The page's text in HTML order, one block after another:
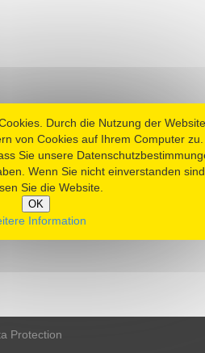
Durch die Nutzung der Website
von Cookies auf Ihrem Computer zu.
Sie unsere
Wenn Sie nicht einverstanden
Sie die Website.
OK
Information
Protection